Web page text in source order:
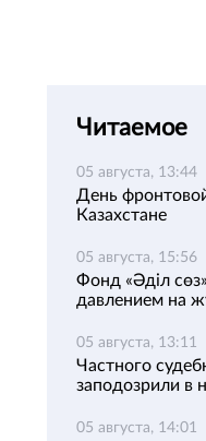
Читаемое
05 августа, 13:44
День
Казахстане
05 августа, 15:56
Фонд «Әділ
давлением на
05 августа, 13:11
Частного
заподозрили в
05 августа, 14:01